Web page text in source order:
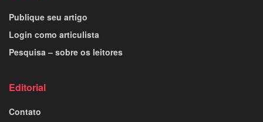
Publique seu artigo
Login como articulista
Pesquisa – sobre os leitores
Editorial
Contato